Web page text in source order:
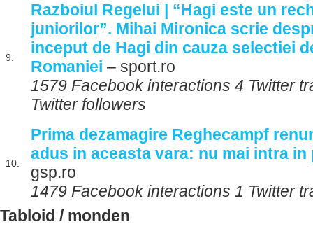
9.
Razboiul Regelui | “Hagi este un
juniorilor”. Mihai Mironica scrie
inceput de Hagi din cauza selectiei
Romaniei – sport.ro
1579 Facebook interactions 4 Twitter
Twitter followers
10.
Prima dezamagire Reghecampf
adus in aceasta vara: nu mai intra in
gsp.ro
1479 Facebook interactions 1 Twitter
Tabloid / monden